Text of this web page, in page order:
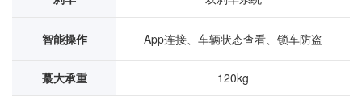
智能操作 App连接、车辆状态查看、锁车防盗
蕞大承重 120kg